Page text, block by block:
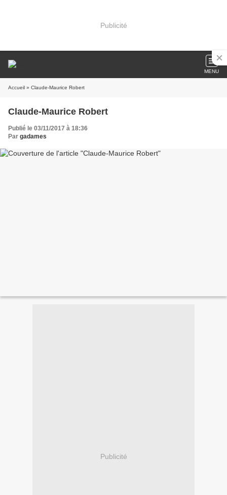
Publicité
MENU
Accueil » Claude-Maurice Robert
Claude-Maurice Robert
Publié le 03/11/2017 à 18:36
Par gadames
Publicité